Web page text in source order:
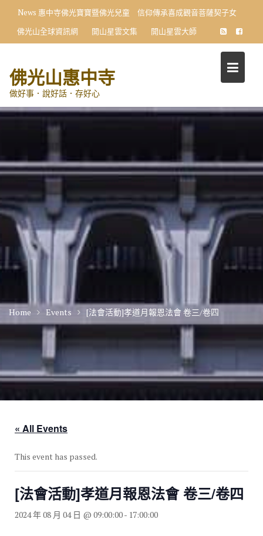
content
News 惠中寺佛光寶寶暨佛光兒童 信仰傳承喜成觀音菩薩契子女
佛光山全球資訊網
開山星雲文集 開山星雲大師
佛光山惠中寺
做好事．說好話．存好心
Home Events [法會活動]孝道月報恩法會 卷三/卷四
« All Events
This event has passed.
[法會活動]孝道月報恩法會 卷三/卷四
2024 年 08 月 04 日 @ 09:00:00- 17:00:00